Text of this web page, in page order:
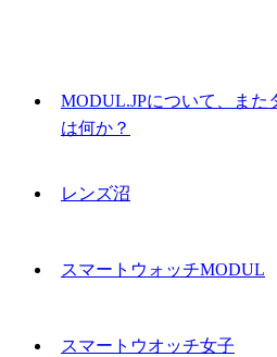
MODUL.JPについて、また
は何か？
レンズ沼
スマートウォッチMODUL
スマートウオッチ女子